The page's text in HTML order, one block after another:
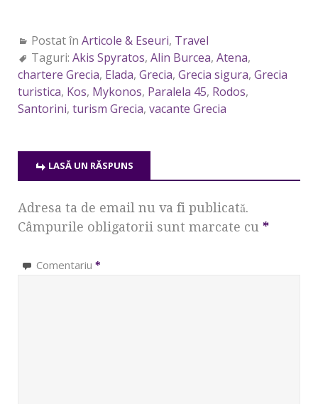
Postat în Articole & Eseuri, Travel
Taguri: Akis Spyratos, Alin Burcea, Atena,
chartere Grecia, Elada, Grecia, Grecia sigura, Grecia
turistica, Kos, Mykonos, Paralela 45, Rodos,
Santorini, turism Grecia, vacante Grecia
LASĂ UN RĂSPUNS
Adresa ta de email nu va fi publicată.
Câmpurile obligatorii sunt marcate cu *
Comentariu *